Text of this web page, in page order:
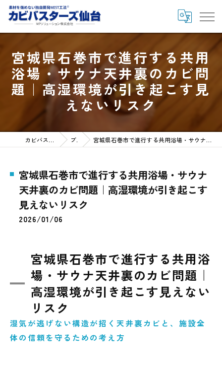
宮城県石巻市で進行する共用
浴場・サウナ天井裏のカビ問
題｜高湿環境が引き起こす見
えないリスク
カビバスターズ仙台HOME ブログ 宮城県石巻市で進行する共用浴場・サウナ天井裏のカビ問題｜高湿環境が引き起こす見えないリスク
宮城県石巻市で進行する共用浴場・サウナ
天井裏のカビ問題｜高湿環境が引き起こす
見えないリスク
2026/01/06
宮城県石巻市で進行する共用浴
場・サウナ天井裏のカビ問題｜
高湿環境が引き起こす見えない
リスク
湿気が逃げない構造が招く天井裏カビと、施設全
体の信頼を守るための考え方